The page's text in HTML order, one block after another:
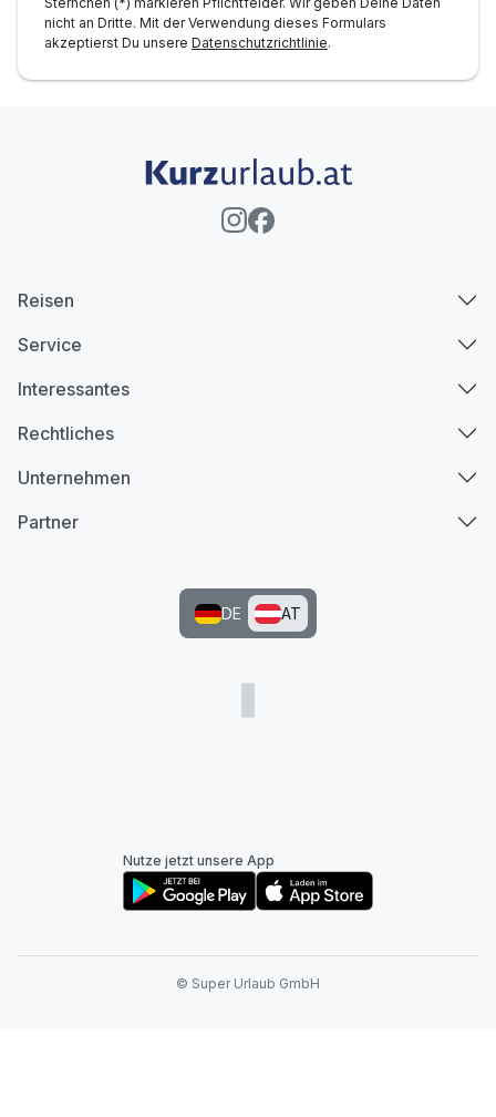
nicht an Dritte. Mit der Verwendung dieses Formulars
akzeptierst Du unsere Datenschutzrichtlinie.
Reisen
Service
Interessantes
Rechtliches
Unternehmen
Partner
DE AT
Nutze jetzt unsere App
© Super Urlaub GmbH